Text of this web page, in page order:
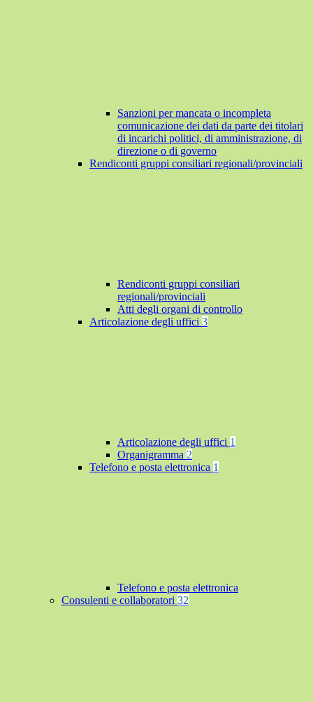
Sanzioni per mancata o incompleta
comunicazione dei dati da parte dei titolari
di incarichi politici, di amministrazione, di
direzione o di governo
Rendiconti gruppi consiliari regionali/provinciali
Rendiconti gruppi consiliari
regionali/provinciali
Atti degli organi di controllo
Articolazione degli uffici 3
Articolazione degli uffici 1
Organigramma 2
Telefono e posta elettronica 1
Telefono e posta elettronica
Consulenti e collaboratori 32